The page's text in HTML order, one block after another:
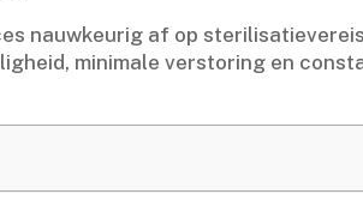
nauwkeurig af op
minimale verstoring en